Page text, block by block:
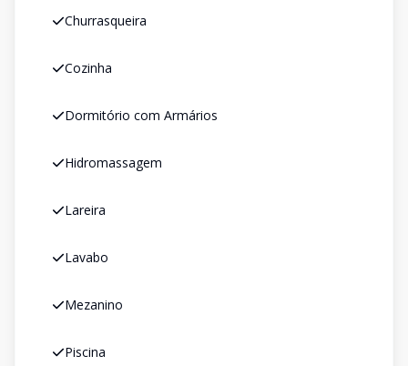
Churrasqueira
Cozinha
Dormitório com Armários
Hidromassagem
Lareira
Lavabo
Mezanino
Piscina